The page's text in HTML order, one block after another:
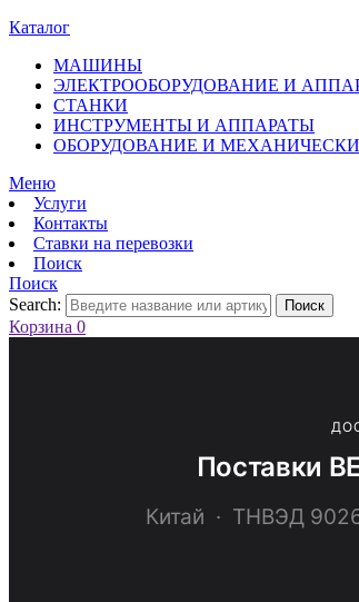
Каталог
МАШИНЫ
ЭЛЕКТРООБОРУДОВАНИЕ И
СТАНКИ
ИНСТРУМЕНТЫ И АППАРАТЫ
ОБОРУДОВАНИЕ И
Меню
Услуги
Контакты
Ставки на перевозки
Поиск
Поиск
Search:
Поиск
Корзина 0
Поставки
Китай · ТНВЭД